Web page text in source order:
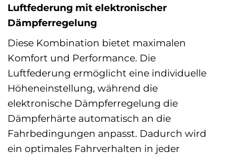
Luftfederung mit elektronischer
Dämpferregelung
Diese Kombination bietet maximalen
Komfort und Performance. Die
Luftfederung ermöglicht eine individuelle
Höheneinstellung, während die
elektronische Dämpferregelung die
Dämpferhärte automatisch an die
Fahrbedingungen anpasst. Dadurch wird
ein optimales Fahrverhalten in jeder